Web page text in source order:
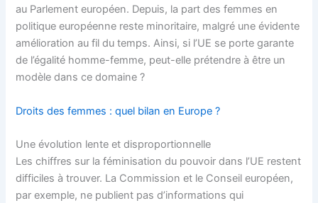
au Parlement européen. Depuis, la part des femmes en
politique européenne reste minoritaire, malgré une évidente
amélioration au fil du temps. Ainsi, si l’UE se porte garante
de l’égalité homme-femme, peut-elle prétendre à être un
modèle dans ce domaine ?
Droits des femmes : quel bilan en Europe ?
Une évolution lente et disproportionnelle
Les chiffres sur la féminisation du pouvoir dans l’UE restent
difficiles à trouver. La Commission et le Conseil européen,
par exemple, ne publient pas d’informations qui